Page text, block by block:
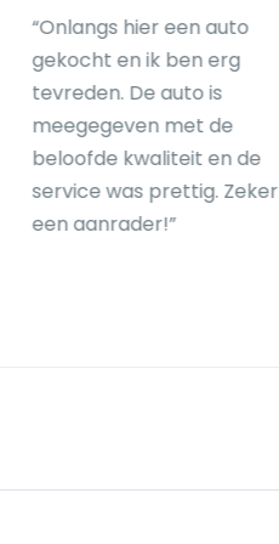
“Onlangs hier een auto
gekocht en ik ben erg
tevreden. De auto is
meegegeven met de
beloofde kwaliteit en de
service was prettig. Zeker
een aanrader!”